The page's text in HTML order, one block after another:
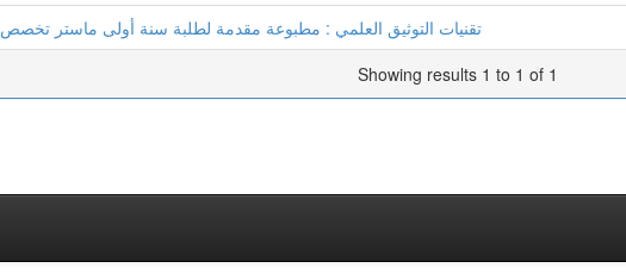
تقنيات التوثيق العلمي : مطبوعة مقدمة لطلبة سنة أولى ماستر تخصص
Showing results 1 to 1 of 1